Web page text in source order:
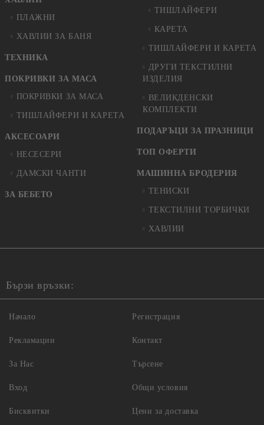
ПЛАЖНИ
ХАВЛИИ ЗА БАНЯ
ТЕХНИКА
ПОКРИВКИ ЗА МАСА
ПОКРИВКИ ЗА МАСА
ТИШЛАЙФЕРИ И КАРЕТА
АКСЕСОАРИ
НЕСЕСЕРИ
ДАМСКИ ЧАНТИ
ЗА БЕБЕТО
ТИШЛАЙФЕРИ
КАРЕТА
ТИШЛАЙФЕРИ И КАРЕТА
ДРУГИ ТЕКСТИЛНИ
ИЗДЕЛИЯ
ВЕЛИКДЕНСКИ
КОМПЛЕКТИ
ПОДАРЪЦИ ЗА ПРАЗНИЦИ
ТОП ОФЕРТИ
МАШИННА БРОДЕРИЯ
ТЕНИСКИ
ТЕКСТИЛНИ ТОРБИЧКИ
ХАВЛИИ
Бързи връзки:
Начало
Рекламации
За Нас
Вход
Регистрация
Контакт
Търсене
Общи условия
Бисквитки Цени за доставка